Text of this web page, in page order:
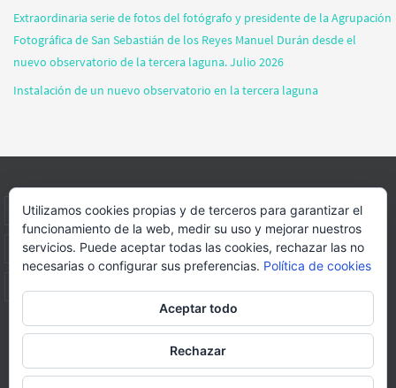
Extraordinaria serie de fotos del fotógrafo y presidente de la Agrupación
Fotográfica de San Sebastián de los Reyes Manuel Durán desde el
nuevo observatorio de la tercera laguna. Julio 2026
Instalación de un nuevo observatorio en la tercera laguna
INICIO INFORMACIÓN ASOCIACION SUS HABITANTES
FOTOS VIDEOS BLOG PATROCINADORES DONACIONES
Página web realizada porFORMACION WEBS Y MULTIMEDIA
Utilizamos cookies propias y de terceros para garantizar el
funcionamiento de la web, medir su uso y mejorar nuestros
servicios. Puede aceptar todas las cookies, rechazar las no
necesarias o configurar sus preferencias. Política de cookies
Aceptar todo
Rechazar